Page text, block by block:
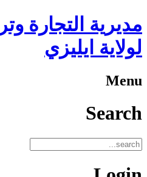
مديرية التجارة
لولاية ايليزي
Menu
Search